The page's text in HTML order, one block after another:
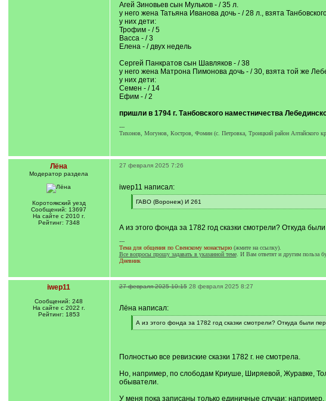
Агей Зиновьев сын Мульков - / 35 л.
у него жена Татьяна Иванова дочь - / 28 л., взята
у них дети:
Трофим - / 5
Васса - / 3
Елена - / двух недель
Сергей Панкратов сын Шавляков - / 38
у него жена Матрона Пимонова дочь - / 30, взята той же
у них дети:
Семен - / 14
Ефим - / 2
пришли в 1794 г. Танбовского наместничества
---
Тихонов, Могунов, Костров, Фомин (с. Петровка, Троицкий район Алтайского
Лёна
Модератор раздела
Коротоякский уезд
Сообщений: 13697
На сайте с 2010 г.
Рейтинг: 7348
27 февраля 2025 7:26
iwep11 написал:
[
q
ГАВО (Воронеж) И 261
[
]
А из этого фонда за 1782 год сказки смотрели? Откуда
---
Тема для общения по Свенскому монастырю(жмите на ссылку).
Все вопросы прошу задавать в указанной теме. И Вам ответят и другим польза
Дневник
iwep11
Сообщений: 248
На сайте с 2022 г.
Рейтинг: 1853
27 февраля 2025 10:15 28 февраля 2025 8:27
Лёна написал:
[
q
А из этого фонда за 1782 год сказки смотрели? Откуда были
[
Полностью все ревизские сказки 1782 г. не смотрела.
Но, например, по слободам Криуше, Ширяевой, Журавке,
обыватели.
У меня пока записаны только единичные случаи: